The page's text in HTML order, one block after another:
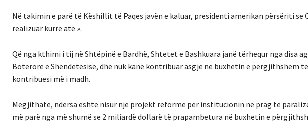
Në takimin e parë të Këshillit të Paqes javën e kaluar, presidenti amerikan përsëriti se
realizuar kurrë atë ».
Që nga kthimi i tij në Shtëpinë e Bardhë, Shtetet e Bashkuara janë tërhequr nga disa
Botërore e Shëndetësisë, dhe nuk kanë kontribuar asgjë në buxhetin e përgjithshëm
kontribuesi më i madh.
Megjithatë, ndërsa është nisur një projekt reforme për institucionin në prag të
më parë nga më shumë se 2 miliardë dollarë të prapambetura në buxhetin e